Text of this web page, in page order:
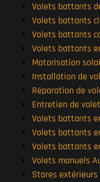
Volets battants
Volets battants
Volets battants
Volets battants
Motorisation
Installation de
Réparation de
Entretien de
Volets battants
Volets battants
Volets battants
Volets manuels
Stores extérieurs